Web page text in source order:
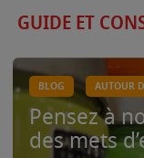
GUIDE ET
BLOG AUTOUR
Pensez à
des mets